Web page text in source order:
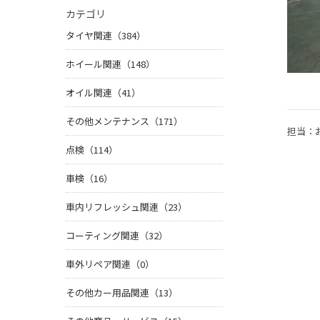
担当：
カテゴリ
タイヤ関連（384）
ホイール関連（148）
オイル関連（41）
その他メンテナンス（171）
点検（114）
車検（16）
車内リフレッシュ関連（23）
コーティング関連（32）
車外リペア関連（0）
その他カー用品関連（13）